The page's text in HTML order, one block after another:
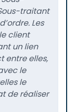
traitant
Les
client
un lien
entre elles,
le
le
de réaliser